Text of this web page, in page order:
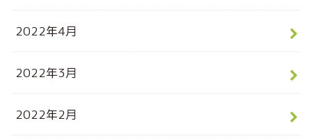
2022年4月
2022年3月
2022年2月